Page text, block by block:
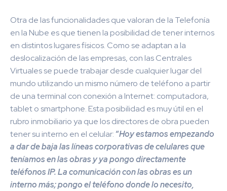
Otra de las funcionalidades que valoran de la Telefonía
en la Nube es que tienen la posibilidad de tener internos
en distintos lugares físicos. Como se adaptan a la
deslocalización de las empresas, con las Centrales
Virtuales se puede trabajar desde cualquier lugar del
mundo utilizando un mismo número de teléfono a partir
de una terminal con conexión a Internet: computadora,
tablet o smartphone. Esta posibilidad es muy útil en el
rubro inmobiliario ya que los directores de obra pueden
tener su interno en el celular:“Hoy estamos empezando
a dar de baja las líneas corporativas de celulares que
teníamos en las obras y ya pongo directamente
teléfonos IP. La comunicación con las obras es un
interno más; pongo el teléfono donde lo necesito,